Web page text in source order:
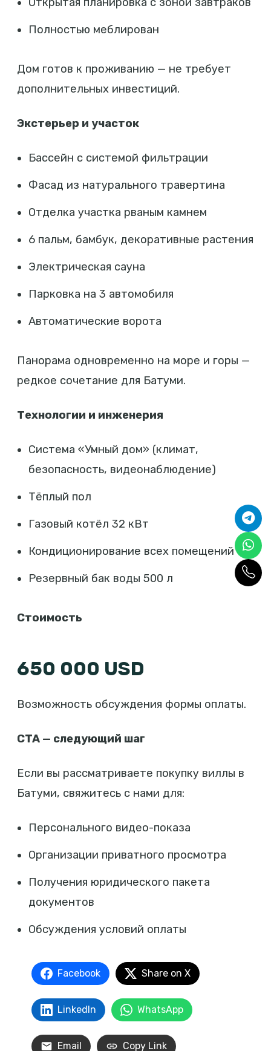
Полностью меблирован
Дом готов к проживанию — не требует
дополнительных инвестиций.
Экстерьер и участок
Бассейн с системой фильтрации
Фасад из натурального травертина
Отделка участка рваным камнем
6 пальм, бамбук, декоративные растения
Электрическая сауна
Парковка на 3 автомобиля
Автоматические ворота
Панорама одновременно на море и горы —
редкое сочетание для Батуми.
Технологии и инженерия
Система «Умный дом» (климат,
безопасность, видеонаблюдение)
Тёплый пол
Газовый котёл 32 кВт
Кондиционирование всех помещений
Резервный бак воды 500 л
Стоимость
650 000 USD
Возможность обсуждения формы оплаты.
CTA — следующий шаг
Если вы рассматриваете покупку виллы в
Батуми, свяжитесь с нами для:
Персонального видео-показа
Организации приватного просмотра
Получения юридического пакета
документов
Обсуждения условий оплаты
Facebook Share on X
LinkedIn WhatsApp
Email Copy Link